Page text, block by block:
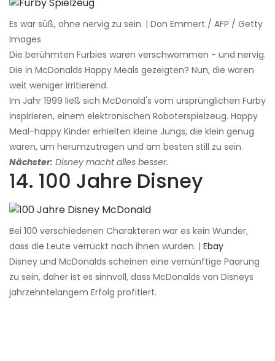
Es war süß, ohne nervig zu sein. | Don Emmert / AFP / Getty
Images
Die berühmten Furbies waren verschwommen - und nervig.
Die in McDonalds Happy Meals gezeigten? Nun, die waren
weit weniger irritierend.
Im Jahr 1999 ließ sich McDonald's vom ursprünglichen Furby
inspirieren, einem elektronischen Roboterspielzeug. Happy
Meal-happy Kinder erhielten kleine Jungs, die klein genug
waren, um herumzutragen und am besten still zu sein.
Nächster: Disney macht alles besser.
14. 100 Jahre Disney
Bei 100 verschiedenen Charakteren war es kein Wunder,
dass die Leute verrückt nach ihnen wurden. | Ebay
Disney und McDonalds scheinen eine vernünftige Paarung
zu sein, daher ist es sinnvoll, dass McDonalds von Disneys
jahrzehntelangem Erfolg profitiert.